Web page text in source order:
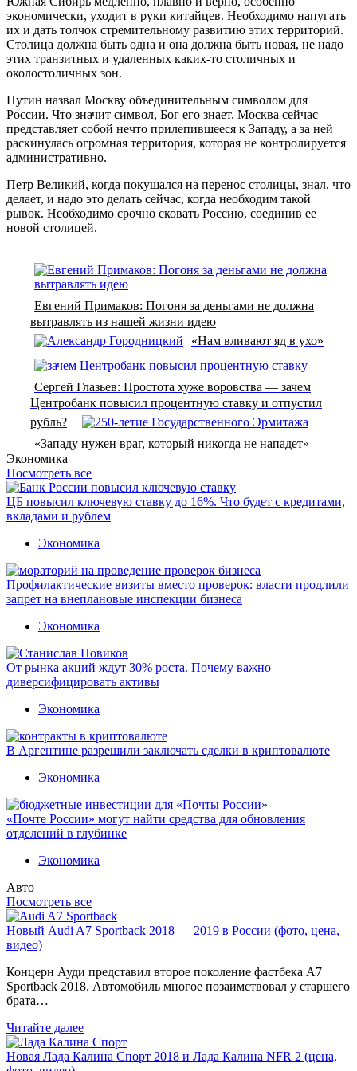
экономически, уходит в руки китайцев. Необходимо напугать
их и дать толчок стремительному развитию этих территорий.
Столица должна быть одна и она должна быть новая, не надо
этих транзитных и удаленных каких-то столичных и
околостоличных зон.
Путин назвал Москву объединительным символом для
России. Что значит символ, Бог его знает. Москва сейчас
представляет собой нечто прилепившееся к Западу, а за ней
раскинулась огромная территория, которая не контролируется
административно.
Петр Великий, когда покушался на перенос столицы, знал, что
делает, и надо это делать сейчас, когда необходим такой
рывок. Необходимо срочно сковать Россию, соединив ее
новой столицей.
Евгений Примаков: Погоня за деньгами не должна
вытравлять из нашей жизни идею
«Нам вливают яд в ухо»
Сергей Глазьев: Простота хуже воровства — зачем
Центробанк повысил процентную ставку и отпустил
рубль?
«Западу нужен враг, который никогда не нападет»
Экономика
Посмотреть все
ЦБ повысил ключевую ставку до 16%. Что будет с кредитами,
вкладами и рублем
Экономика
Профилактические визиты вместо проверок: власти продлили
запрет на внеплановые инспекции бизнеса
Экономика
От рынка акций ждут 30% роста. Почему важно
диверсифицировать активы
Экономика
В Аргентине разрешили заключать сделки в криптовалюте
Экономика
«Почте России» могут найти средства для обновления
отделений в глубинке
Экономика
Авто
Посмотреть все
Новый Audi A7 Sportback 2018 — 2019 в России (фото, цена,
видео)
Концерн Ауди представил второе поколение фастбека A7
Sportback 2018. Автомобиль многое позаимствовал у старшего
брата…
Читайте далее
Новая Лада Калина Спорт 2018 и Лада Калина NFR 2 (цена,